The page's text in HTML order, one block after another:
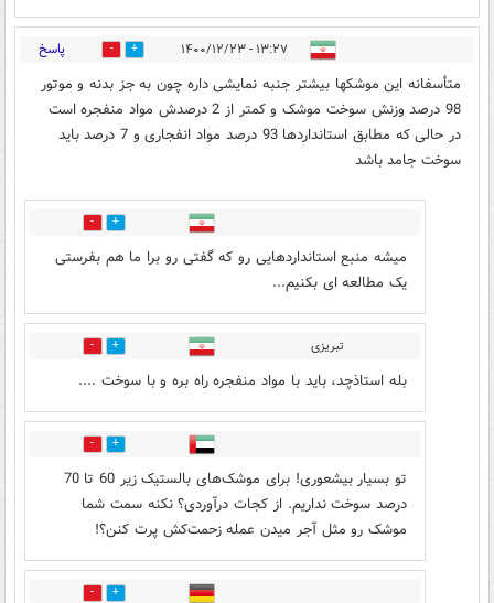
۱۳:۲۷ - ۱۴۰۰/۱۲/۲۳ 6 پاسخ
متأسفانه این موشکها بیشتر جنبه نمایشی داره چون به جز بدنه و موتور
98 درصد وزنش سوخت موشک و کمتر از 2 درصدش مواد منفجره است
در حالی که مطابق استانداردها 93 درصد مواد انفجاری و 7 درصد باید
سوخت جامد باشد
20
میشه منبع استانداردهایی رو که گفتی رو برا ما هم بفرستی
یک مطالعه ای بکنیم...
تبریزی 3
بله استاذچد، باید با مواد منفجره راه بره و با سوخت ....
2
تو بسیار بیشعوری! برای موشک‌های بالستیک زیر 60 تا 70
درصد سوخت نداریم. از کجات درآوردی؟ نکنه سمت شما
موشک رو مثل آجر میدن عمله زحمت‌کش پرت کنن؟!
3